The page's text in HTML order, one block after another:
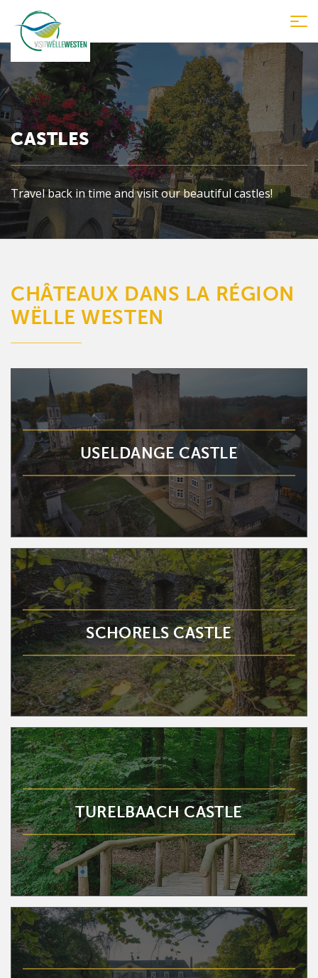
CASTLES
Travel back in time and visit our beautiful castles!
CHÂTEAUX DANS LA RÉGION
WËLLE WESTEN
USELDANGE CASTLE
SCHORELS CASTLE
TURELBAACH CASTLE